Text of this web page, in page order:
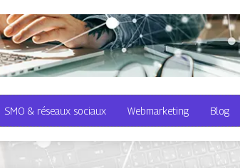
SMO & réseaux sociaux Webmarketing Blog